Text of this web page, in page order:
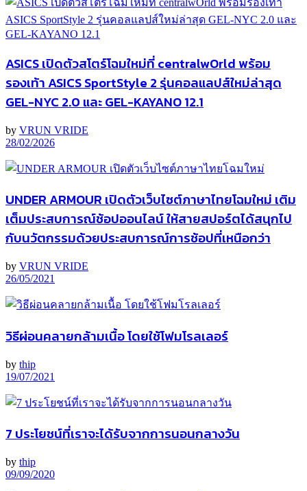
ASICS เปิดตัวสโตร์โฉมใหม่ที่ centralwOrld พร้อม
รองเท้า ASICS SportStyle 2 รุ่นคอลแลปส์ใหม่ล่าสุด
GEL-NYC 2.0 และ GEL-KAYANO 12.1
by VRUN VRIDE
28/02/2026
UNDER ARMOUR เปิดตัวเว็บไซต์ภาษาไทยโฉมใหม่ เติม
เต็มประสบการณ์ช้อปออนไลน์ ให้สายสปอร์ตได้สนุกไป
กับนวัตกรรมด้วยประสบการณ์การช้อปที่เหนือกว่า
by VRUN VRIDE
26/05/2021
วิธีผ่อนคลายกล้ามเนื้อ โดยใช้โฟมโรลเลอร์
by thip
19/07/2021
7 ประโยชน์ที่เราจะได้รับจากการนอนกลางวัน
by thip
09/09/2020